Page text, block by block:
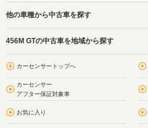
他の車種から中古車を探す
456M GTの中古車を地域から探す
カーセンサートップへ
カーセンサー
アフター保証対象車
お気に入り